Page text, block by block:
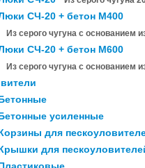
СЧ-20 + бетон М400
Из серого чугуна с основанием
СЧ-20 + бетон М600
Из серого чугуна с основанием
усиленные
для
для